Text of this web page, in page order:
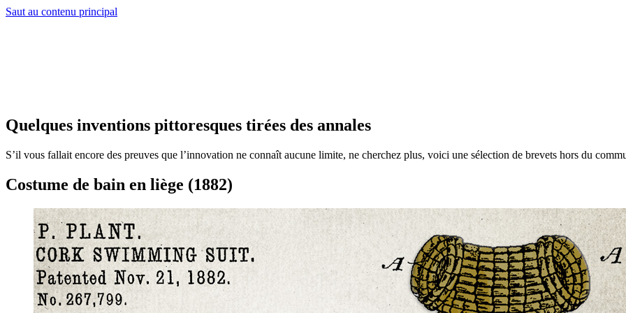
Saut au contenu principal
Quelques inventions pittoresques tirées des annales
S’il vous fallait encore des preuves que l’innovation ne connaît aucune limite, ne cherchez plus, voici une sélection de brevets hors du
Costume de bain en liège (1882)